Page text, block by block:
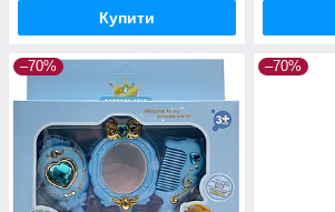
Купити
–70% –70%